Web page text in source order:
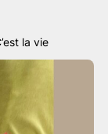
la vie